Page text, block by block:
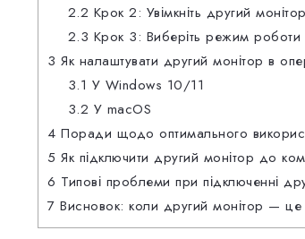
2.2 Крок 2: Увімкніть другий монітор
2.3 Крок 3: Виберіть режим роботи
3 Як налаштувати другий монітор в
3.1 У Windows 10/11
3.2 У macOS
4 Поради щодо оптимального
5 Як підключити другий монітор до
6 Типові проблеми при підключенні
7 Висновок: коли другий монітор — це